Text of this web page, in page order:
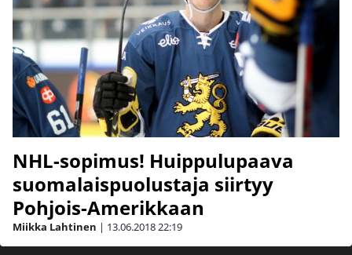
NHL-sopimus! Huippulupaava
suomalaispuolustaja siirtyy
Pohjois-Amerikkaan
Miikka Lahtinen | 13.06.201822:19